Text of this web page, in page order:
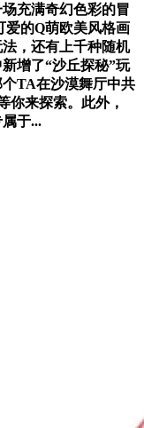
充满奇幻色彩的冒
爱的Q萌欧美风格画
，还有上千种随机
增了“沙丘探秘”玩
TA在沙漠舞厅中共
你来探索。此外，
于...